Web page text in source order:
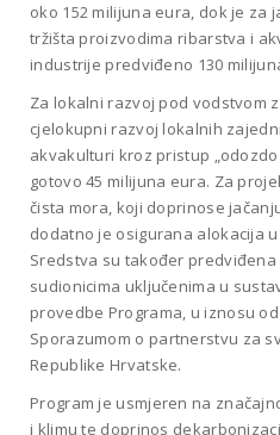
oko 152 milijuna eura, dok je za
tržišta proizvodima ribarstva i
industrije predviđeno 130
Za lokalni razvoj pod vodstvom
cjelokupni razvoj lokalnih
akvakulturi kroz pristup
gotovo 45 milijuna eura. Za
čista mora, koji doprinose
dodatno je osigurana alokacija
Sredstva su također
sudionicima uključenima u
provedbe Programa, u iznosu
Sporazumom o partnerstvu za
Republike Hrvatske.
Program je usmjeren na
i klimu te doprinos